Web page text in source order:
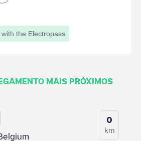
the Electropass
MAIS PRÓXIMOS
0
km